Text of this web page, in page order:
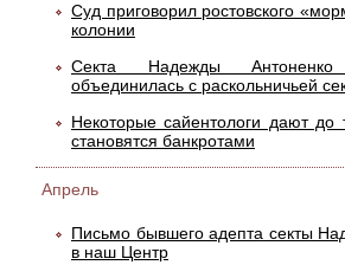
Суд приговорил ростовского
колонии
Секта Надежды
объединилась с раскольничьей
Некоторые сайентологи дают до
становятся банкротами
Апрель
Письмо бывшего адепта секты
в наш Центр